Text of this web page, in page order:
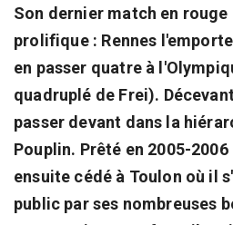
Son dernier match en
prolifique : Rennes
en passer quatre à
quadruplé de Frei).
passer devant dans la
Pouplin. Prêté en 2005-
ensuite cédé à Toulon où il
public par ses nombreuses